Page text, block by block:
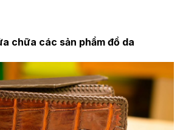
chữa các sản phẩm đồ da